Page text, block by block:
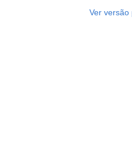
Ver versão